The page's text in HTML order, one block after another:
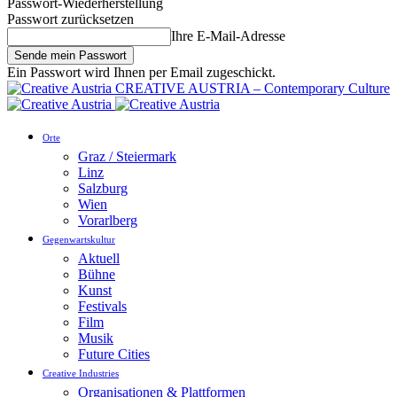
Passwort-Wiederherstellung
Passwort zurücksetzen
Ihre E-Mail-Adresse
Ein Passwort wird Ihnen per Email zugeschickt.
CREATIVE AUSTRIA – Contemporary Culture
Orte
Graz / Steiermark
Linz
Salzburg
Wien
Vorarlberg
Gegenwartskultur
Aktuell
Bühne
Kunst
Festivals
Film
Musik
Future Cities
Creative Industries
Organisationen & Plattformen